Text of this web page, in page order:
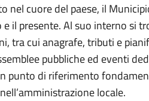
nel cuore del paese, il
il presente. Al suo interno si
tra cui anagrafe, tributi e
pubbliche ed eventi
punto di riferimento
locale.